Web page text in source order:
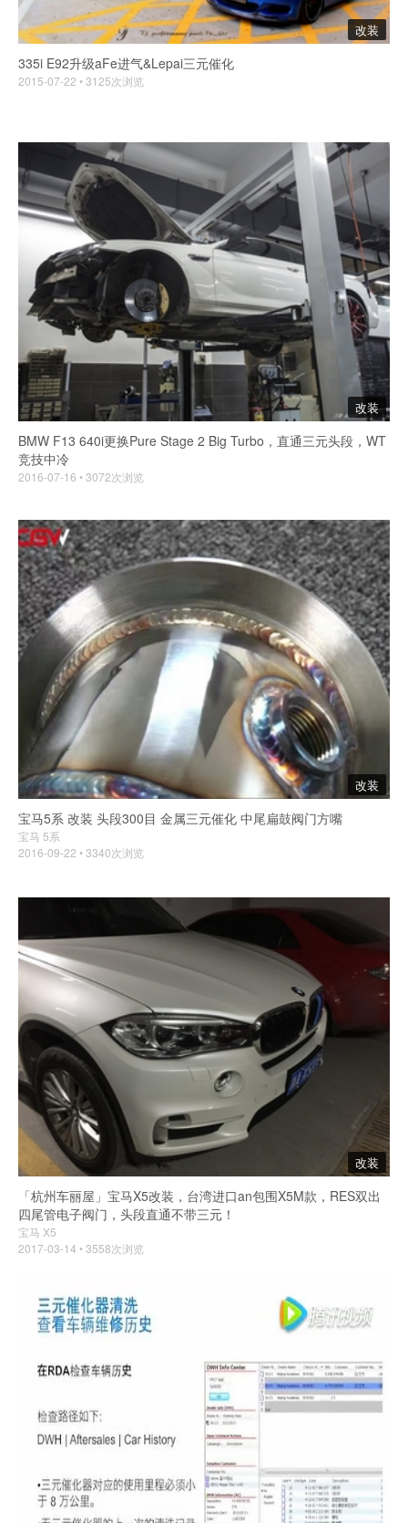
改装
335i E92升级aFe进气&Lepai三元催化
2015-07-22 • 3125次浏览
改装
BMW F13 640i更换Pure Stage 2 Big Turbo，直通三元头段，WT
竞技中冷
2016-07-16 • 3072次浏览
改装
宝马5系 改装 头段300目 金属三元催化 中尾扁鼓阀门方嘴
宝马 5系
2016-09-22 • 3340次浏览
改装
「杭州车丽屋」宝马X5改装，台湾进口an包围X5M款，RES双出
四尾管电子阀门，头段直通不带三元！
宝马 X5
2017-03-14 • 3558次浏览